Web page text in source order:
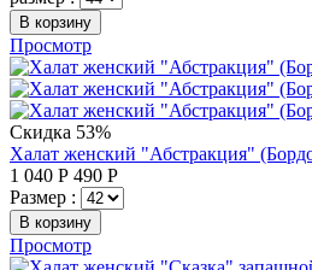
В корзину
Просмотр
Скидка 53%
Халат женский "Абстракция"
1 040 Р 490 Р
Размер :
В корзину
Просмотр